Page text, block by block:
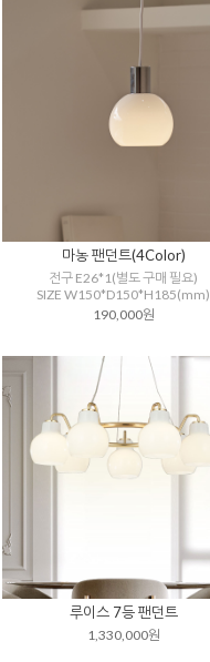
마농 팬던트(4Color)
전구 E26*1(별도 구매 필요)
SIZE W150*D150*H185(mm)
190,000원
루이스 7등 팬던트
1,330,000원